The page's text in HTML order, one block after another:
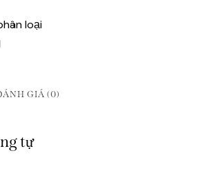
loại
GIÁ (0)
tự